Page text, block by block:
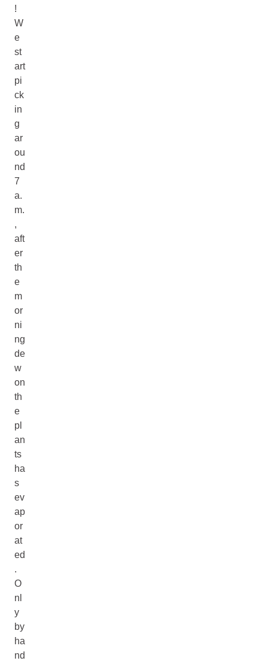
!
W
e
st
art
pi
ck
in
g
ar
ou
nd
7
a.
m.
,
aft
er
th
e
m
or
ni
ng
de
w
on
th
e
pl
an
ts
ha
s
ev
ap
or
at
ed
.
O
nl
y
by
ha
nd